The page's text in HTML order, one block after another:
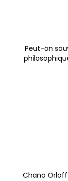
Peut-on
Chana Orloff